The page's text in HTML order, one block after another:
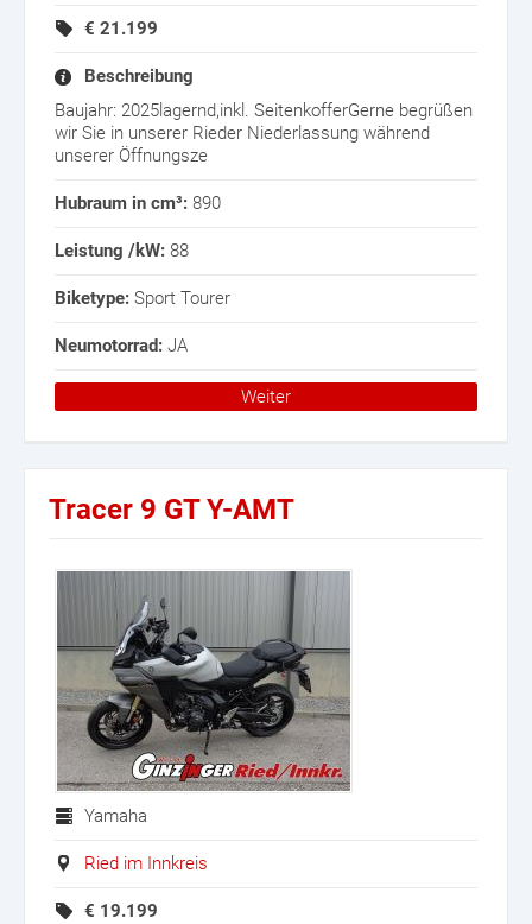
€ 21.199
Beschreibung
Baujahr: 2025lagernd,inkl. SeitenkofferGerne begrüßen
wir Sie in unserer Rieder Niederlassung während
unserer Öffnungsze
Hubraum in cm³: 890
Leistung /kW: 88
Biketype: Sport Tourer
Neumotorrad: JA
Weiter
Tracer 9 GT Y-AMT
Yamaha
Ried im Innkreis
€ 19.199